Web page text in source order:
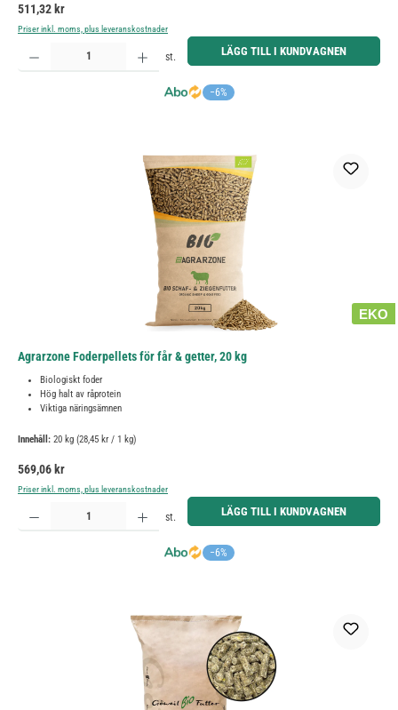
Ordinarie pris:
511,32 kr
Priser inkl. moms, plus leveranskostnader
−6%
Produktkvantitet: Ange önskat belopp eller använd knapparna för att öka eller minska kvantiteten.
st. LÄGG TILL I KUNDVAGNEN
EKO
Agrarzone Foderpellets för får & getter, 20 kg
Biologiskt foder
Hög halt av råprotein
Viktiga näringsämnen
Innehåll: 20 kg (28,45 kr / 1 kg)
Ordinarie pris:
569,06 kr
Priser inkl. moms, plus leveranskostnader
−6%
Produktkvantitet: Ange önskat belopp eller använd knapparna för att öka eller minska kvantiteten.
st. LÄGG TILL I KUNDVAGNEN